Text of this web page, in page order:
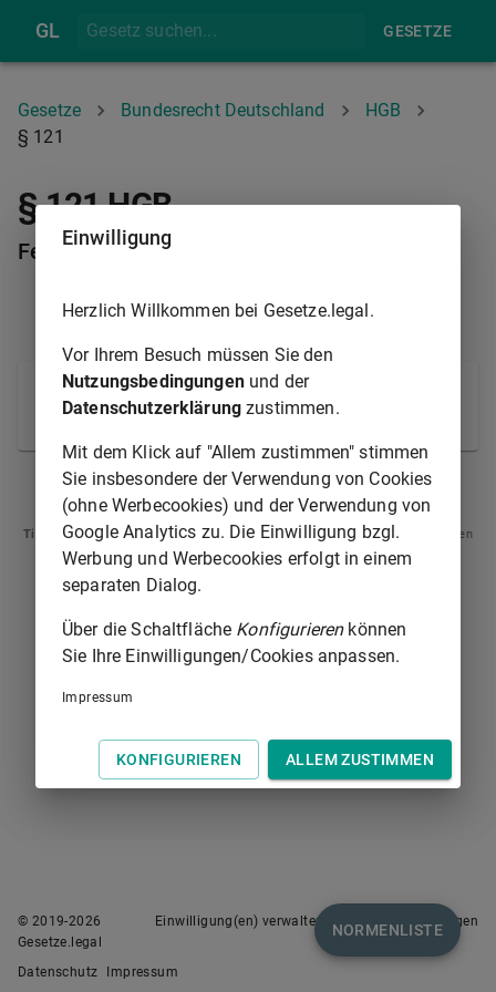
GL GESETZE
Gesetze Bundesrecht Deutschland
HGB
§ 121
§ 121 HGB
Feststellung des Jahresabschlusses
Über die Feststellung des Jahresabschlusses
entscheiden die Gesellschafter durch Beschluss.
§ 120 § 122
Tipp
: Swipen Sie auf dem Bildschirm links oder rechts zur Navigation zwischen
Normen.
NORMENLISTE
© 2019-2026
Gesetze.legal
Einwilligung(en) verwalten Nutzungsbedingungen
Datenschutz Impressum
Einwilligung
Herzlich Willkommen bei Gesetze.legal.
Vor Ihrem Besuch müssen Sie den
Nutzungsbedingungenund der
Datenschutzerklärung zustimmen.
Mit dem Klick auf "Allem zustimmen" stimmen
Sie insbesondere der Verwendung von Cookies
(ohne Werbecookies) und der Verwendung von
Google Analytics zu. Die Einwilligung bzgl.
Werbung und Werbecookies erfolgt in einem
separaten Dialog.
Über die Schaltfläche Konfigurierenkönnen
Sie Ihre Einwilligungen/Cookies anpassen.
Impressum
KONFIGURIEREN ALLEM ZUSTIMMEN